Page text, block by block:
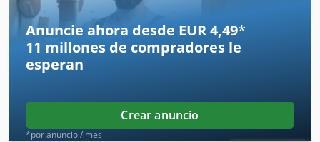
Anuncie ahora desde EUR 4,49*
11 millones de compradores le
esperan
Crear anuncio
*por anuncio / mes